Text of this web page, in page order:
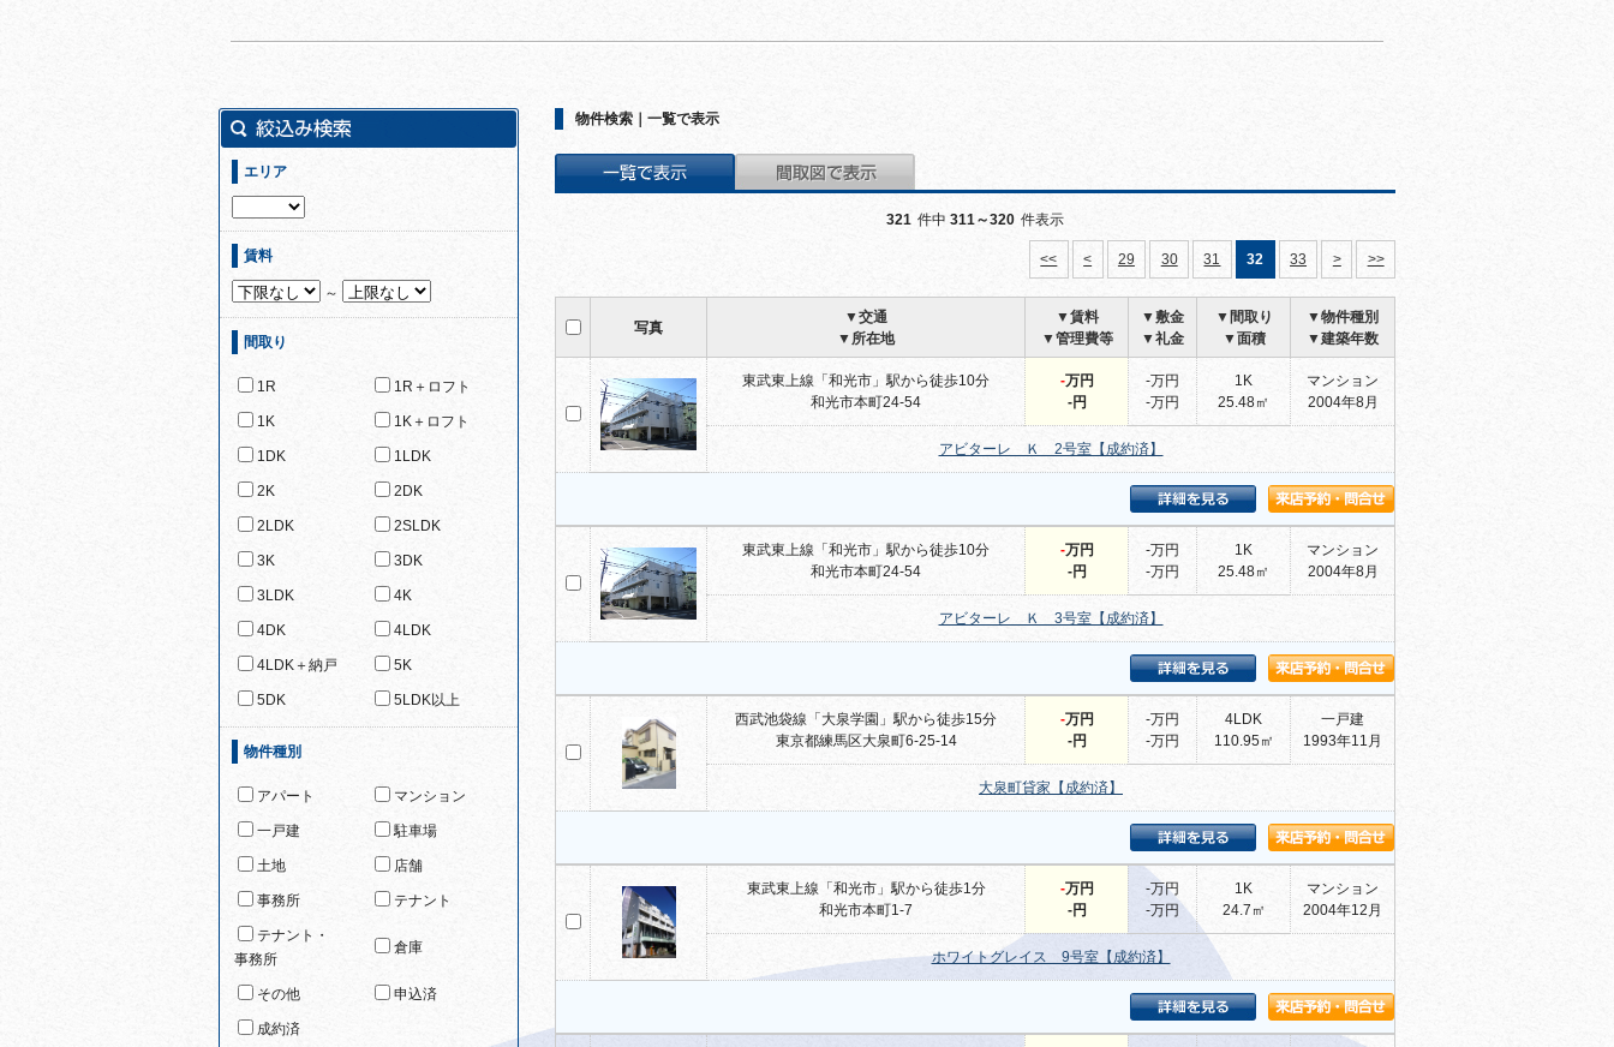
物件検索｜一覧で表示
321 件中 311～320 件表示
<< < 29 30 31 32 33 > >>
写真
▼交通
▼所在地
▼賃料
▼管理費等
▼敷金
▼礼金
▼間取り
▼面積
▼物件種別
▼建築年数
東武東上線「和光市」駅から徒歩10分
和光市本町24-54
-万円
-円
-万円
-万円
1K
25.48㎡
マンション
2004年8月
アビターレ Ｋ 2号室【成約済】
東武東上線「和光市」駅から徒歩10分
和光市本町24-54
-万円
-円
-万円
-万円
1K
25.48㎡
マンション
2004年8月
アビターレ Ｋ 3号室【成約済】
西武池袋線「大泉学園」駅から徒歩15分
東京都練馬区大泉町6-25-14
-万円
-円
-万円
-万円
4LDK
110.95㎡
一戸建
1993年11月
大泉町貸家【成約済】
東武東上線「和光市」駅から徒歩1分
和光市本町1-7
-万円
-円
-万円
-万円
1K
24.7㎡
マンション
2004年12月
ホワイトグレイス 9号室【成約済】
エリア
賃料
～
間取り
1R 1R＋ロフト
1K 1K＋ロフト
1DK 1LDK
2K 2DK
2LDK 2SLDK
3K 3DK
3LDK 4K
4DK 4LDK
4LDK＋納戸 5K
5DK 5LDK以上
物件種別
アパート マンション
一戸建 駐車場
土地 店舗
事務所 テナント
テナント・
事務所
倉庫
その他 申込済
成約済